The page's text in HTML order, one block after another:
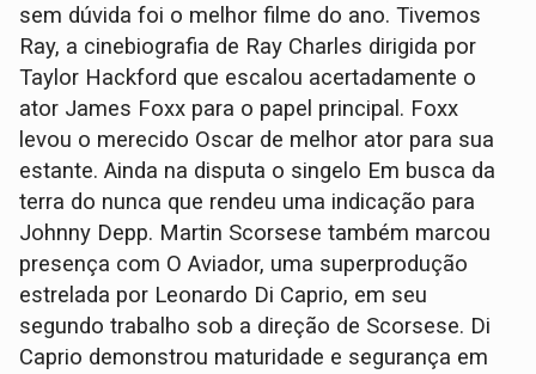
sem dúvida foi o melhor filme do ano. Tivemos
Ray, a cinebiografia de Ray Charles dirigida por
Taylor Hackford que escalou acertadamente o
ator James Foxx para o papel principal. Foxx
levou o merecido Oscar de melhor ator para sua
estante. Ainda na disputa o singelo Em busca da
terra do nunca que rendeu uma indicação para
Johnny Depp. Martin Scorsese também marcou
presença com O Aviador, uma superprodução
estrelada por Leonardo Di Caprio, em seu
segundo trabalho sob a direção de Scorsese. Di
Caprio demonstrou maturidade e segurança em